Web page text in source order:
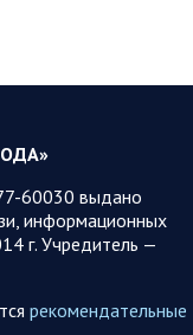
60030 выдано
информационных
г. Учредитель —
рекомендательные